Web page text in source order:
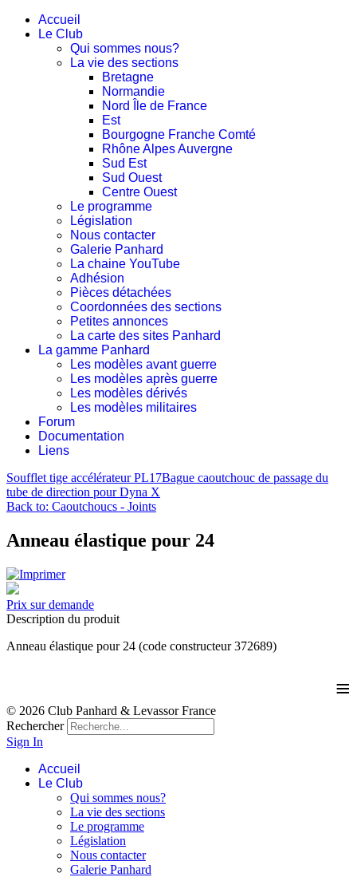
Accueil
Le Club
Qui sommes nous?
La vie des sections
Bretagne
Normandie
Nord Île de France
Est
Bourgogne Franche Comté
Rhône Alpes Auvergne
Sud Est
Sud Ouest
Centre Ouest
Le programme
Législation
Nous contacter
Galerie Panhard
La chaine YouTube
Adhésion
Pièces détachées
Coordonnées des sections
Petites annonces
La carte des sites Panhard
La gamme Panhard
Les modèles avant guerre
Les modèles après guerre
Les modèles dérivés
Les modèles militaires
Forum
Documentation
Liens
Soufflet tige accélérateur PL17Bague caoutchouc de passage du
tube de direction pour Dyna X
Back to: Caoutchoucs - Joints
Anneau élastique pour 24
Prix sur demande
Description du produit
Anneau élastique pour 24 (code constructeur 372689)
≡
© 2026 Club Panhard & Levassor France
Rechercher
Sign In
Accueil
Le Club
Qui sommes nous?
La vie des sections
Le programme
Législation
Nous contacter
Galerie Panhard